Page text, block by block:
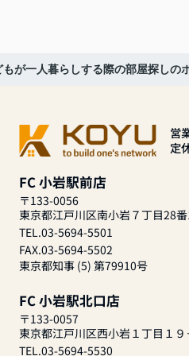
もが一人暮らしする際の部屋探しの
営
定
FC 小岩駅前店
〒133-0056
東京都江戸川区南小岩７丁目28
TEL.03-5694-5501
FAX.03-5694-5502
東京都知事 (5) 第79910号
FC 小岩駅北口店
〒133-0057
東京都江戸川区西小岩１丁目１９
TEL.03-5694-5530